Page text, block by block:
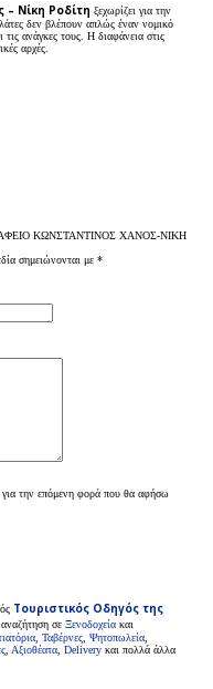
– Νίκη Ροδίτη ξεχωρίζει για την
δεν βλέπουν απλώς έναν νομικό
ανάγκες τους. Η διαφάνεια στις
αρχές.
ΓΡΑΦΕΙΟ ΚΩΝΣΤΑΝΤΙΝΟΣ ΧΑΝΟΣ-ΝΙΚΗ
σημειώνονται με *
την επόμενη φορά που θα αφήσω
Τουριστικός Οδηγός της
σε Ξενοδοχεία και
Ταβέρνες Ψητοπωλεία
Αξιοθέατα Delivery και πολλά άλλα